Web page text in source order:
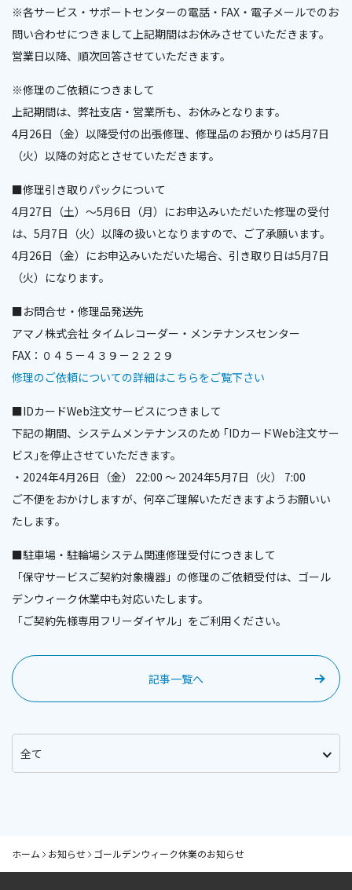
※各サービス・サポートセンターの電話・FAX・電子メールでのお
問い合わせにつきまして上記期間はお休みさせていただきます。
営業日以降、順次回答させていただきます。
※修理のご依頼につきまして
上記期間は、弊社支店・営業所も、お休みとなります。
4月26日（金）以降受付の出張修理、修理品のお預かりは5月7日
（火）以降の対応とさせていただきます。
■修理引き取りパックについて
4月27日（土）～5月6日（月）にお申込みいただいた修理の受付
は、5月7日（火）以降の扱いとなりますので、ご了承願います。
4月26日（金）にお申込みいただいた場合、引き取り日は5月7日
（火）になります。
■お問合せ・修理品発送先
アマノ株式会社 タイムレコーダー・メンテナンスセンター
FAX：０４５－４３９－２２２９
修理のご依頼についての詳細はこちらをご覧下さい
■IDカードWeb注文サービスにつきまして
下記の期間、システムメンテナンスのため ｢IDカードWeb注文サー
ビス｣を停止させていただきます。
・2024年4月26日（金） 22:00 ～ 2024年5月7日（火） 7:00
ご不便をおかけしますが、何卒ご理解いただきますようお願いい
たします。
■駐車場・駐輪場システム関連修理受付につきまして
「保守サービスご契約対象機器」の修理のご依頼受付は、ゴール
デンウィーク休業中も対応いたします。
「ご契約先様専用フリーダイヤル」をご利用ください。
記事一覧へ
ホーム お知らせ ゴールデンウィーク休業のお知らせ